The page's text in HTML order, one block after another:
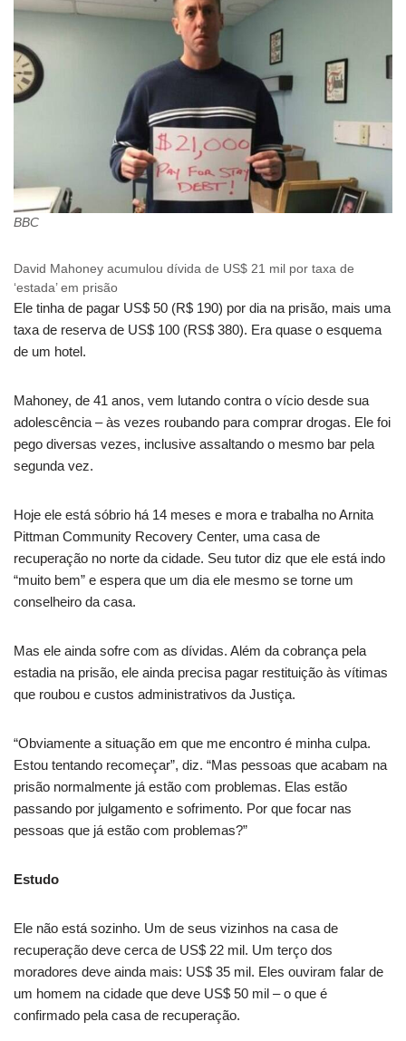
BBC
David Mahoney acumulou dívida de US$ 21 mil por taxa de
‘estada’ em prisão
Ele tinha de pagar US$ 50 (R$ 190) por dia na prisão, mais uma
taxa de reserva de US$ 100 (RS$ 380). Era quase o esquema
de um hotel.
Mahoney, de 41 anos, vem lutando contra o vício desde sua
adolescência – às vezes roubando para comprar drogas. Ele foi
pego diversas vezes, inclusive assaltando o mesmo bar pela
segunda vez.
Hoje ele está sóbrio há 14 meses e mora e trabalha no Arnita
Pittman Community Recovery Center, uma casa de
recuperação no norte da cidade. Seu tutor diz que ele está indo
“muito bem” e espera que um dia ele mesmo se torne um
conselheiro da casa.
Mas ele ainda sofre com as dívidas. Além da cobrança pela
estadia na prisão, ele ainda precisa pagar restituição às vítimas
que roubou e custos administrativos da Justiça.
“Obviamente a situação em que me encontro é minha culpa.
Estou tentando recomeçar”, diz. “Mas pessoas que acabam na
prisão normalmente já estão com problemas. Elas estão
passando por julgamento e sofrimento. Por que focar nas
pessoas que já estão com problemas?”
Estudo
Ele não está sozinho. Um de seus vizinhos na casa de
recuperação deve cerca de US$ 22 mil. Um terço dos
moradores deve ainda mais: US$ 35 mil. Eles ouviram falar de
um homem na cidade que deve US$ 50 mil – o que é
confirmado pela casa de recuperação.